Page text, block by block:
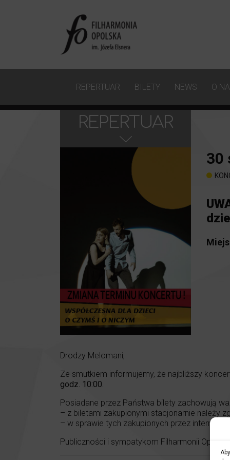
REPERTUAR BILETY NEWS O
REPERTUAR
30
Drodzy Melomani,
Ze smutkiem informujemy, że najbliższy
godz. 10:00.
Posiadane przez Państwa bilety zachowują
– z biletami zakupionymi stacjonarnie należy
– w sprawie tych zakupionych przez internet
Publiczności i sympatykom Filharmonii